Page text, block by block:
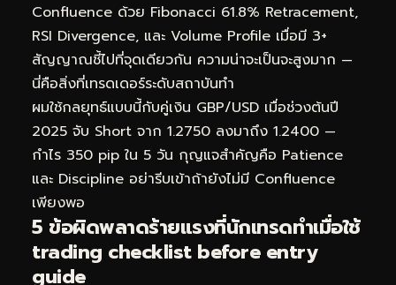
Confluence ด้วย Fibonacci 61.8% Retracement,
RSI Divergence, และ Volume Profile เมื่อมี 3+
สัญญาณชี้ไปที่จุดเดียวกัน ความน่าจะเป็นจะสูงมาก —
นี่คือสิ่งที่เทรดเดอร์ระดับสถาบันทำ
ผมใช้กลยุทธ์แบบนี้กับคู่เงิน GBP/USD เมื่อช่วงต้นปี
2025 จับ Short จาก 1.2750 ลงมาถึง 1.2400 —
กำไร 350 pip ใน 5 วัน กุญแจสำคัญคือ Patience
และ Discipline อย่ารีบเข้าถ้ายังไม่มี Confluence
เพียงพอ
5 ข้อผิดพลาดร้ายแรงที่นักเทรดทำเมื่อใช้
trading checklist before entry
guide